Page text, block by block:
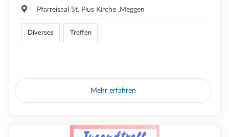
Pfarreisaal St. Pius Kirche ,Meggen
Diverses Treffen
Mehr erfahren